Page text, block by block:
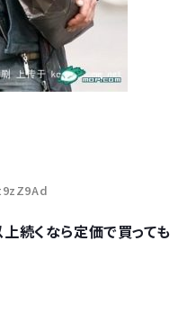
続くなら定価で買っても